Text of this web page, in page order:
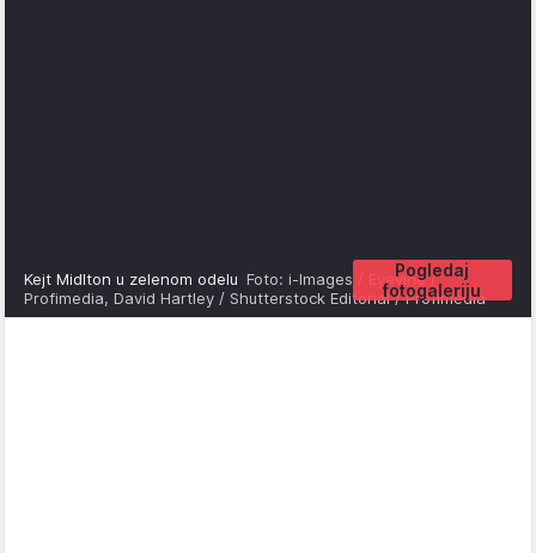
Pogledaj
fotogaleriju
Kejt Midlton u zelenom odelu Foto: i-Images / Eyevine /
Profimedia, David Hartley / Shutterstock Editorial / Profimedia